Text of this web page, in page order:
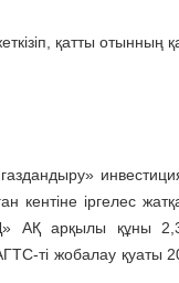
қатты
іргелес
АҚ арқылы құны
ті жобалау қуаты